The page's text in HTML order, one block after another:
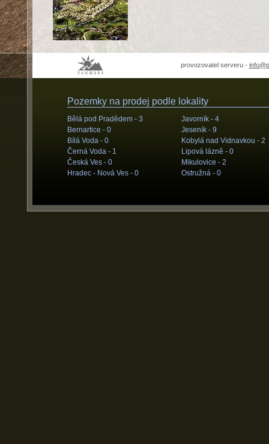
provozovatel serveru -
Pozemky na prodej podle lokality
Bělá pod Pradědem - 3
Bernartice - 0
Bílá Voda - 0
Černá Voda - 1
Česká Ves - 0
Hradec - Nová Ves - 0
Javorník - 4
Jeseník - 9
Kobylá nad Vidnavkou - 2
Lipová lázně - 0
Mikulovice - 2
Ostružná - 0